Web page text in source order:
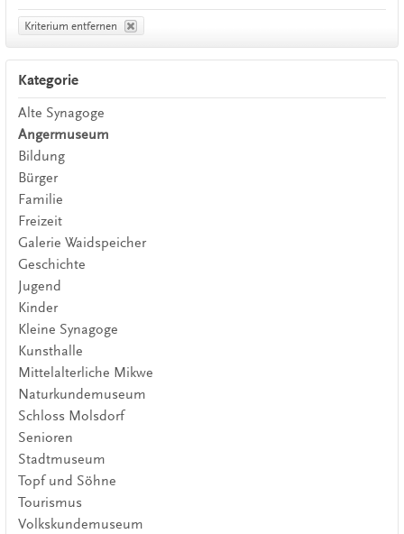
Kriterium entfernen
Kategorie
Alte Synagoge
Angermuseum
Bildung
Bürger
Familie
Freizeit
Galerie Waidspeicher
Geschichte
Jugend
Kinder
Kleine Synagoge
Kunsthalle
Mittelalterliche Mikwe
Naturkundemuseum
Schloss Molsdorf
Senioren
Stadtmuseum
Topf und Söhne
Tourismus
Volkskundemuseum